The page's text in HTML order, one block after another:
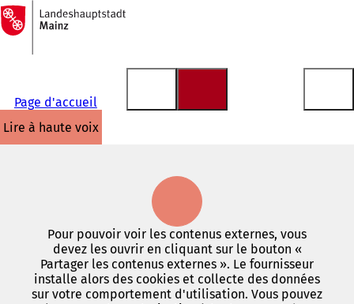
Accéder au contenu
Vers
la
page
d'accueil
Page d'accueil
lire à haute voix
Pour pouvoir voir les contenus externes, vous
devez les ouvrir en cliquant sur le bouton «
Partager les contenus externes ». Le fournisseur
installe alors des cookies et collecte des données
sur votre comportement d'utilisation. Vous pouvez